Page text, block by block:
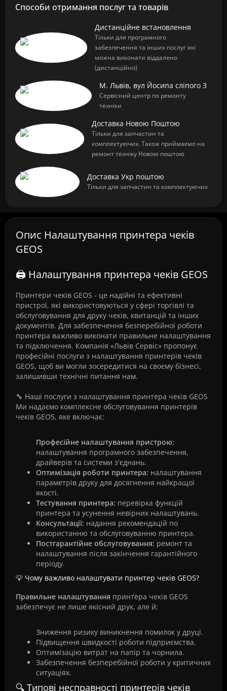
Способи отримання послуг та товарів
Дистанційне встановлення
Тільки для програмного
забезпечення та інших послуг які
можна виконати віддалено
(дистанційно)
М. Львів, вул Йосипа сліпого 3
Сервісний центр по ремонту
техніки
Доставка Новою Поштою
Тільки для запчастин та
комплектуючих. Також приймаємо на
ремонт техніку Новою поштою
Доставка Укр поштою
Тільки для запчастин та комплектуючих
Опис Налаштування принтера чеків
GEOS
🖨️ Налаштування принтера чеків GEOS
Принтери чеків GEOS - це надійні та ефективні
пристрої, які використовуються у сфері торгівлі та
обслуговування для друку чеків, квитанцій та інших
документів. Для забезпечення безперебійної роботи
принтера важливо виконати правильне налаштування
та підключення. Компанія «Львів Сервіс» пропонує
професійні послуги з налаштування принтерів чеків
GEOS, щоб ви могли зосередитися на своєму бізнесі,
залишивши технічні питання нам.
🔧 Наші послуги з налаштування принтера чеків GEOS
Ми надаємо комплексне обслуговування принтерів
чеків GEOS, яке включає:
Професійне налаштування пристрою:
налаштування програмного забезпечення,
драйверів та системи з'єднань.
Оптимізація роботи принтера: налаштування
параметрів друку для досягнення найкращої
якості.
Тестування принтера: перевірка функцій
принтера та усунення невірних налаштувань.
Консультації: надання рекомендацій по
використанню та обслуговуванню принтера.
Постгарантійне обслуговування: ремонт та
налаштування після закінчення гарантійного
періоду.
💡 Чому важливо налаштувати принтер чеків GEOS?
Правильне налаштування принтера чеків GEOS
забезпечує не лише якісний друк, але й:
Зниження ризику виникнення помилок у друці.
Підвищення швидкості роботи підприємства.
Оптимізацію витрат на папір та чорнила.
Забезпечення безперебійної роботи у критичних
ситуаціях.
🔍 Типові несправності принтерів чеків